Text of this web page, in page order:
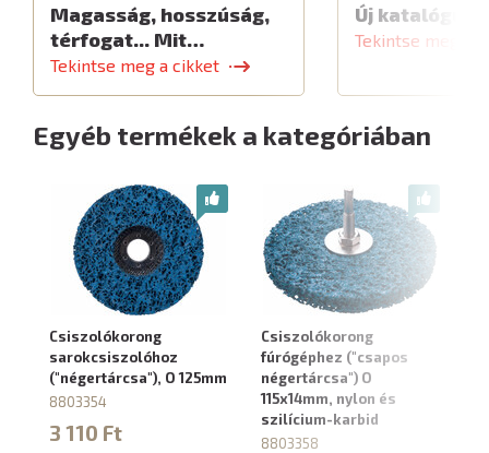
Magasság, hosszúság,
térfogat... Mit…
Tekintse meg a cikket
Új katalógus
Tekintse meg a
Egyéb termékek a kategóriában
Csiszolókorong
sarokcsiszolóhoz
("négertárcsa"), O 125mm
8803354
3 110 Ft
Csiszolókorong
fúrógéphez ("csapos
négertárcsa") O
115x14mm, nylon és
szilícium-karbid
8803358